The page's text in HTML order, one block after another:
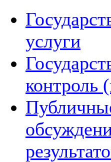
услуги
контроль